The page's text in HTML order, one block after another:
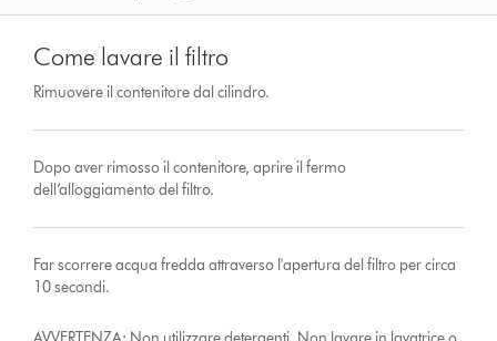
Come lavare il filtro
Rimuovere il contenitore dal cilindro.
Dopo aver rimosso il contenitore, aprire il fermo
dell’alloggiamento del filtro.
Far scorrere acqua fredda attraverso l'apertura del filtro per circa
10 secondi.